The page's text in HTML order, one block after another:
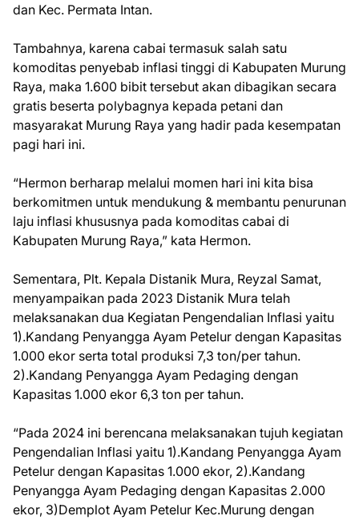
dan Kec. Permata Intan.
Tambahnya, karena cabai termasuk salah satu
komoditas penyebab inflasi tinggi di Kabupaten Murung
Raya, maka 1.600 bibit tersebut akan dibagikan secara
gratis beserta polybagnya kepada petani dan
masyarakat Murung Raya yang hadir pada kesempatan
pagi hari ini.
“Hermon berharap melalui momen hari ini kita bisa
berkomitmen untuk mendukung & membantu penurunan
laju inflasi khususnya pada komoditas cabai di
Kabupaten Murung Raya,” kata Hermon.
Sementara, Plt. Kepala Distanik Mura, Reyzal Samat,
menyampaikan pada 2023 Distanik Mura telah
melaksanakan dua Kegiatan Pengendalian Inflasi yaitu
1).Kandang Penyangga Ayam Petelur dengan Kapasitas
1.000 ekor serta total produksi 7,3 ton/per tahun.
2).Kandang Penyangga Ayam Pedaging dengan
Kapasitas 1.000 ekor 6,3 ton per tahun.
“Pada 2024 ini berencana melaksanakan tujuh kegiatan
Pengendalian Inflasi yaitu 1).Kandang Penyangga Ayam
Petelur dengan Kapasitas 1.000 ekor, 2).Kandang
Penyangga Ayam Pedaging dengan Kapasitas 2.000
ekor, 3)Demplot Ayam Petelur Kec.Murung dengan